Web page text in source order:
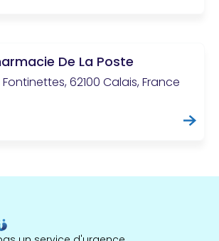
De La Poste
62100 Calais, France